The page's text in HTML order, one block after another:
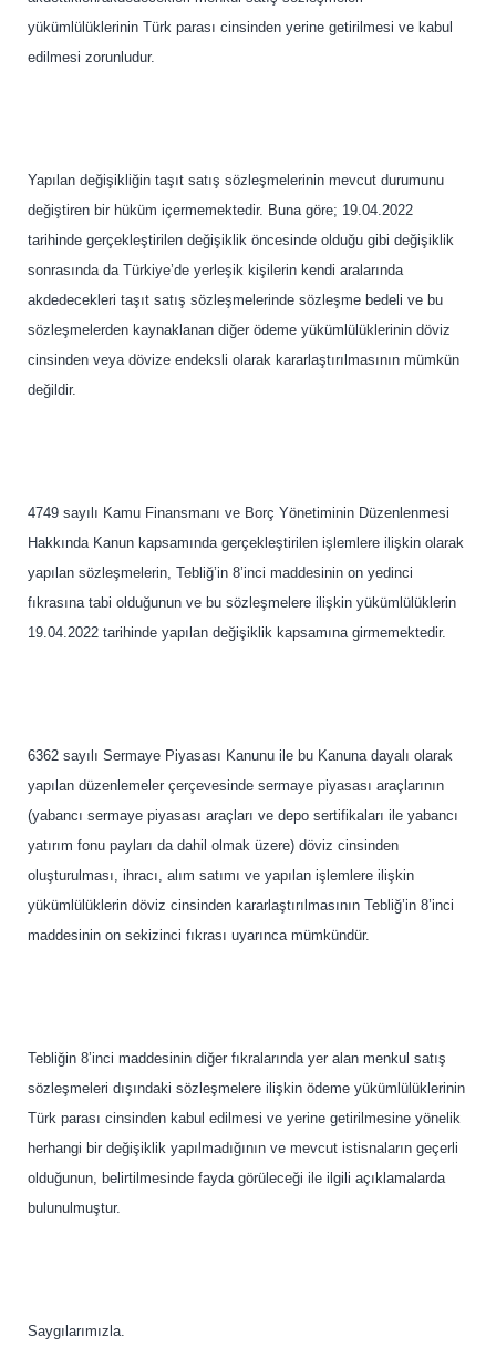
yükümlülüklerinin Türk parası cinsinden yerine getirilmesi ve kabul
edilmesi zorunludur.
Yapılan değişikliğin taşıt satış sözleşmelerinin mevcut durumunu
değiştiren bir hüküm içermemektedir. Buna göre; 19.04.2022
tarihinde gerçekleştirilen değişiklik öncesinde olduğu gibi değişiklik
sonrasında da Türkiye’de yerleşik kişilerin kendi aralarında
akdedecekleri taşıt satış sözleşmelerinde sözleşme bedeli ve bu
sözleşmelerden kaynaklanan diğer ödeme yükümlülüklerinin döviz
cinsinden veya dövize endeksli olarak kararlaştırılmasının mümkün
değildir.
4749 sayılı Kamu Finansmanı ve Borç Yönetiminin Düzenlenmesi
Hakkında Kanun kapsamında gerçekleştirilen işlemlere ilişkin olarak
yapılan sözleşmelerin, Tebliğ’in 8’inci maddesinin on yedinci
fıkrasına tabi olduğunun ve bu sözleşmelere ilişkin yükümlülüklerin
19.04.2022 tarihinde yapılan değişiklik kapsamına girmemektedir.
6362 sayılı Sermaye Piyasası Kanunu ile bu Kanuna dayalı olarak
yapılan düzenlemeler çerçevesinde sermaye piyasası araçlarının
(yabancı sermaye piyasası araçları ve depo sertifikaları ile yabancı
yatırım fonu payları da dahil olmak üzere) döviz cinsinden
oluşturulması, ihracı, alım satımı ve yapılan işlemlere ilişkin
yükümlülüklerin döviz cinsinden kararlaştırılmasının Tebliğ’in 8’inci
maddesinin on sekizinci fıkrası uyarınca mümkündür.
Tebliğin 8’inci maddesinin diğer fıkralarında yer alan menkul satış
sözleşmeleri dışındaki sözleşmelere ilişkin ödeme yükümlülüklerinin
Türk parası cinsinden kabul edilmesi ve yerine getirilmesine yönelik
herhangi bir değişiklik yapılmadığının ve mevcut istisnaların geçerli
olduğunun, belirtilmesinde fayda görüleceği ile ilgili açıklamalarda
bulunulmuştur.
Saygılarımızla.